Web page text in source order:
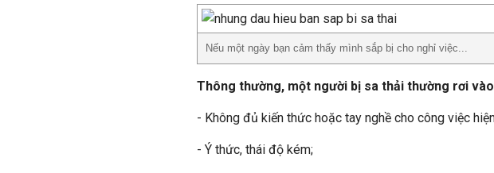
Nếu một ngày bạn cảm thấy mình sắp bị cho nghỉ việc...
Thông thường, một người bị sa thải thường rơi
- Không đủ kiến thức hoặc tay nghề cho công việc
- Ý thức, thái độ kém;